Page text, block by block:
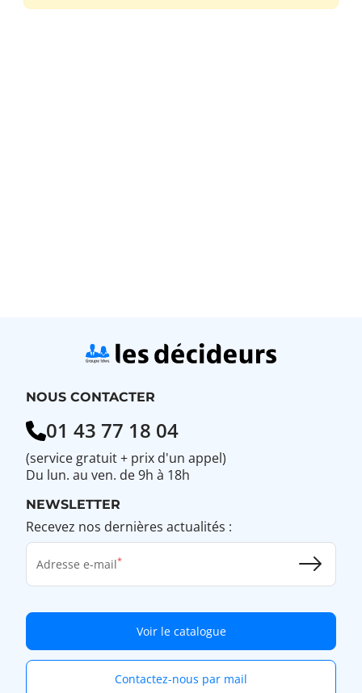
NOUS CONTACTER
01 43 77 18 04
(service gratuit + prix d'un appel)
Du lun. au ven. de 9h à 18h
NEWSLETTER
Recevez nos dernières actualités :
Adresse e-mail
Voir le catalogue
Contactez-nous par mail